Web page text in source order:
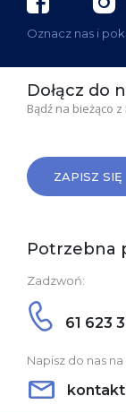
Oznacz nas i
Dołącz do
Bądź na bieżąco
ZAPISZ SIĘ
Potrzebna
Zadzwoń:
61 623
Napisz do nas na